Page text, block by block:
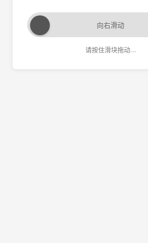
向右滑动
请按住滑块拖动...